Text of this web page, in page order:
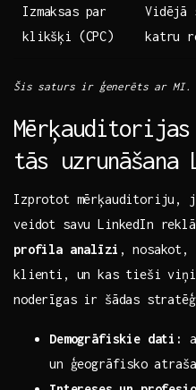
Izmaksas par​
klikšķi (CPC)
Vidējā
katru
Šis ‌saturs ir ģenerēts ar MI.
tās uzrunāšana
Izprotot mērķauditoriju,
veidot savu LinkedIn
profila analīzi ,
klienti, un ​kas tieši
noderīgas ir šādas
Demogrāfiskie ‍dati:
un ģeogrāfisko⁤